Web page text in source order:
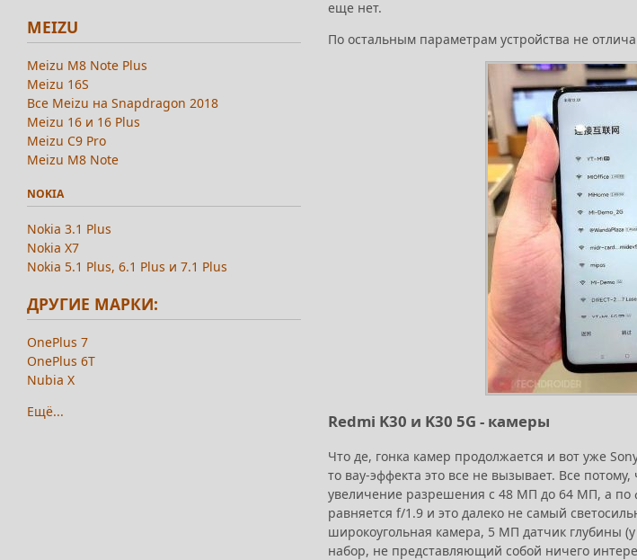
еще нет.
По остальным параметрам устройства не
Redmi K30 и K30 5G - камеры
Что де, гонка камер продолжается и вот уже
то вау-эффекта это все не вызывает. Все
увеличение разрешения с 48 МП до 64 МП, а по
равняется f/1.9 и это далеко не самый
широкоугольная камера, 5 МП датчик глубины
набор, не представляющий собой ничего
MEIZU
Meizu M8 Note Plus
Meizu 16S
Все Meizu на Snapdragon 2018
Meizu 16 и 16 Plus
Meizu C9 Pro
Meizu M8 Note
NOKIA
Nokia 3.1 Plus
Nokia X7
Nokia 5.1 Plus, 6.1 Plus и 7.1 Plus
ДРУГИЕ МАРКИ:
OnePlus 7
OnePlus 6T
Nubia X
Ещё...